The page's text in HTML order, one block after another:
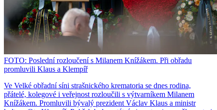
FOTO: Poslední rozloučení s Milanem Knížákem. Při obřadu
promluvili Klaus a Klempíř
Ve Velké obřadní síni strašnického krematoria se dnes rodina,
přátelé, kolegové i veřejnost rozloučili s výtvarníkem Milanem
Knížákem. Promluvili bývalý prezident Václav Klaus a ministr